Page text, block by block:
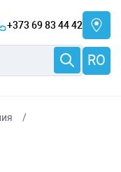
+373 69 83 44 42
RO